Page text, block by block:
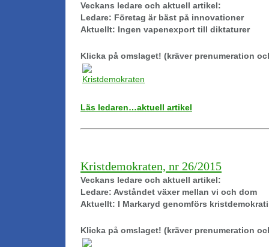
Veckans ledare och aktuell artikel:
Ledare: Företag är bäst på innovationer
Aktuellt: Ingen vapenexport till diktaturer
Klicka på omslaget! (kräver prenumeration
Läs ledaren…aktuell artikel
Kristdemokraten, nr 26/2015
Veckans ledare och aktuell artikel:
Ledare: Avståndet växer mellan vi och dom
Aktuellt: I Markaryd genomförs
Klicka på omslaget! (kräver prenumeration